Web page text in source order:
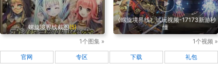
螺旋境界线截图(5)
1个图集 »
《螺旋境界线》试玩视频-17173新游秒
懂
1个视频 »
官网 专区 下载 礼包